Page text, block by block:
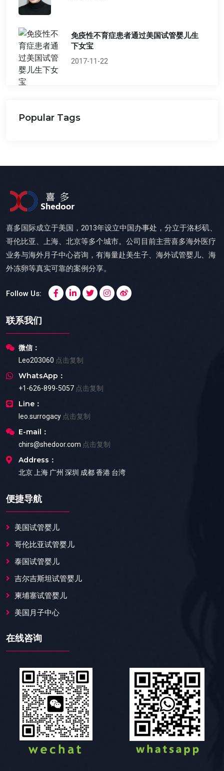
免疫性不育症患者通过美国试管婴儿生
下女宝
2017-11-22
Popular Tags
喜多国际成立于美国，2013年设立中国办事处，分立于洛杉矶、
哥伦比亚、上海、北京等多个城市。公司目前主营喜多海外医疗
业务与海外月子中心咨询，有海量赴美生子、海外试管婴儿、海
外冻卵等真实可靠的案例分享。
Follow Us:
联系我们
微信：
Leo203060 点击复制
WhatsApp：
+1-626-899-5057 点击复制
Line：
leo.surrogacy 点击复制
E-mail：
chirs@shedoor.com 点击复制
Address：
北京 上海 广州 深圳 成都 香港 台湾
便捷导航
美国试管婴儿
哥伦比亚试管婴儿
泰国试管婴儿
吉尔吉斯坦试管婴儿
柬埔寨试管婴儿
美国月子中心
在线咨询